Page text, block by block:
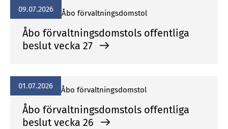
09.07.2026 Åbo förvaltningsdomstol
Åbo förvaltningsdomstols offentliga
beslut vecka 27
01.07.2026 Åbo förvaltningsdomstol
Åbo förvaltningsdomstols offentliga
beslut vecka 26